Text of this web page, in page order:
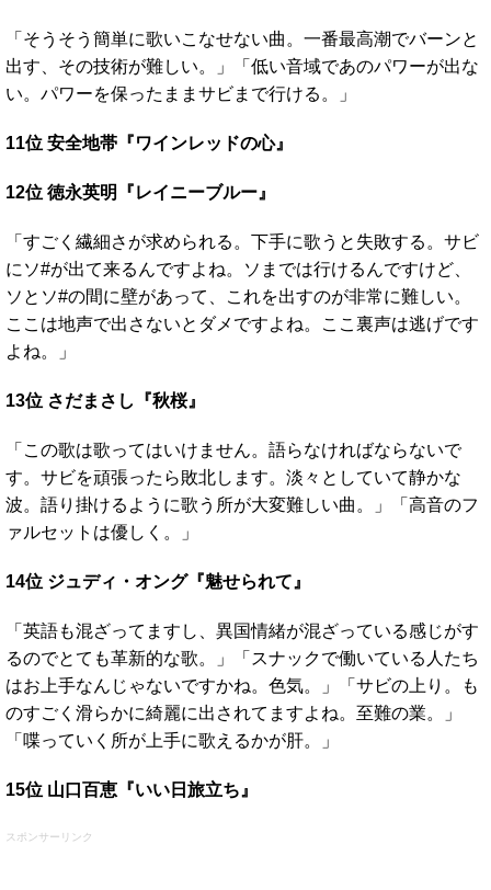
「そうそう簡単に歌いこなせない曲。一番最高潮でバーンと
出す、その技術が難しい。」「低い音域であのパワーが出な
い。パワーを保ったままサビまで行ける。」
11位 安全地帯『ワインレッドの心』
12位 徳永英明『レイニーブルー』
「すごく繊細さが求められる。下手に歌うと失敗する。サビ
にソ#が出て来るんですよね。ソまでは行けるんですけど、
ソとソ#の間に壁があって、これを出すのが非常に難しい。
ここは地声で出さないとダメですよね。ここ裏声は逃げです
よね。」
13位 さだまさし『秋桜』
「この歌は歌ってはいけません。語らなければならないで
す。サビを頑張ったら敗北します。淡々としていて静かな
波。語り掛けるように歌う所が大変難しい曲。」「高音のフ
ァルセットは優しく。」
14位 ジュディ・オング『魅せられて』
「英語も混ざってますし、異国情緒が混ざっている感じがす
るのでとても革新的な歌。」「スナックで働いている人たち
はお上手なんじゃないですかね。色気。」「サビの上り。も
のすごく滑らかに綺麗に出されてますよね。至難の業。」
「喋っていく所が上手に歌えるかが肝。」
15位 山口百恵『いい日旅立ち』
スポンサーリンク